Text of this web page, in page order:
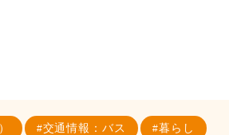
交通情報：バス 暮らし